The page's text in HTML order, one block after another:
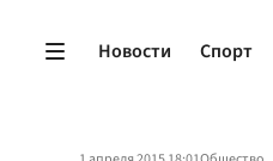
Новости Спорт